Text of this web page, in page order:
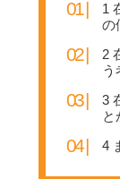
1
の
2
う
3
と
4